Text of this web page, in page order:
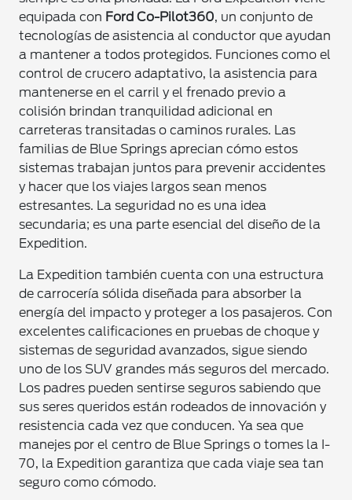
equipada con Ford Co-Pilot360, un conjunto de
tecnologías de asistencia al conductor que ayudan
a mantener a todos protegidos. Funciones como el
control de crucero adaptativo, la asistencia para
mantenerse en el carril y el frenado previo a
colisión brindan tranquilidad adicional en
carreteras transitadas o caminos rurales. Las
familias de Blue Springs aprecian cómo estos
sistemas trabajan juntos para prevenir accidentes
y hacer que los viajes largos sean menos
estresantes. La seguridad no es una idea
secundaria; es una parte esencial del diseño de la
Expedition.
La Expedition también cuenta con una estructura
de carrocería sólida diseñada para absorber la
energía del impacto y proteger a los pasajeros. Con
excelentes calificaciones en pruebas de choque y
sistemas de seguridad avanzados, sigue siendo
uno de los SUV grandes más seguros del mercado.
Los padres pueden sentirse seguros sabiendo que
sus seres queridos están rodeados de innovación y
resistencia cada vez que conducen. Ya sea que
manejes por el centro de Blue Springs o tomes la I-
70, la Expedition garantiza que cada viaje sea tan
seguro como cómodo.